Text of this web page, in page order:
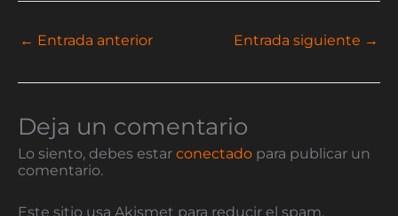
← Entrada anterior Entrada siguiente →
Deja un comentario
Lo siento, debes estar conectado para publicar un
comentario.
Este sitio usa Akismet para reducir el spam.